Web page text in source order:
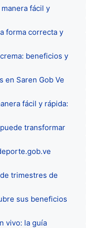
fácil y
forma correcta y
beneficios y
en Saren Gob Ve
fácil y rápida:
transformar
trimestres de
sus beneficios
vivo: la guía